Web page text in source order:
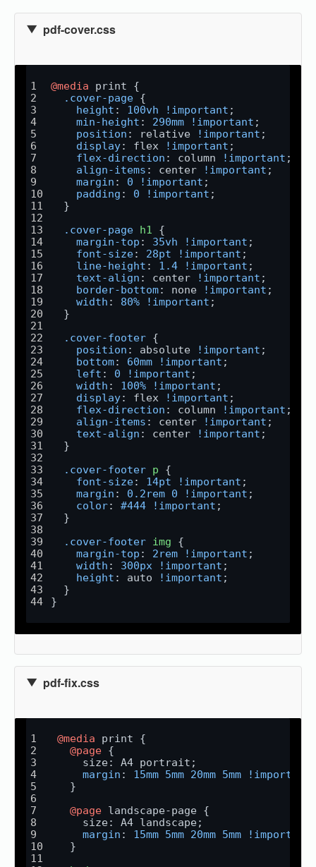
pdf-cover.css
@media print {
.cover-page {
height : 100vh !important ;
min-height : 290mm !important ;
position : relative !important ;
display: flex !important ;
flex-direction : column !important ;
align-items : center !important ;
margin : 0 !important ;
padding : 0 !important ;
  }
.cover-page h1 {
margin-top : 35vh !important ;
font-size: 28pt !important ;
line-height : 1.4 !important ;
text-align : center !important ;
border-bottom: none !important ;
width : 80% !important ;
  }
.cover-footer {
position : absolute !important ;
bottom: 60mm !important ;
left : 0 !important ;
width : 100% !important ;
display: flex !important ;
flex-direction : column !important ;
align-items : center !important ;
text-align : center !important ;
  }
.cover-footer p {
font-size: 14pt !important ;
margin : 0.2rem 0 !important ;
color: #444 !important ;
  }
.cover-footer img {
margin-top : 2rem !important ;
width : 300px !important ;
height : auto !important ;
  }
}
pdf-fix.css
@media print {
@page {
    size: A4 portrait;
margin : 15mm 5mm 20mm 5mm !important
  }
@page landscape-page {
    size: A4 landscape;
margin : 15mm 5mm 20mm 5mm !important
  }